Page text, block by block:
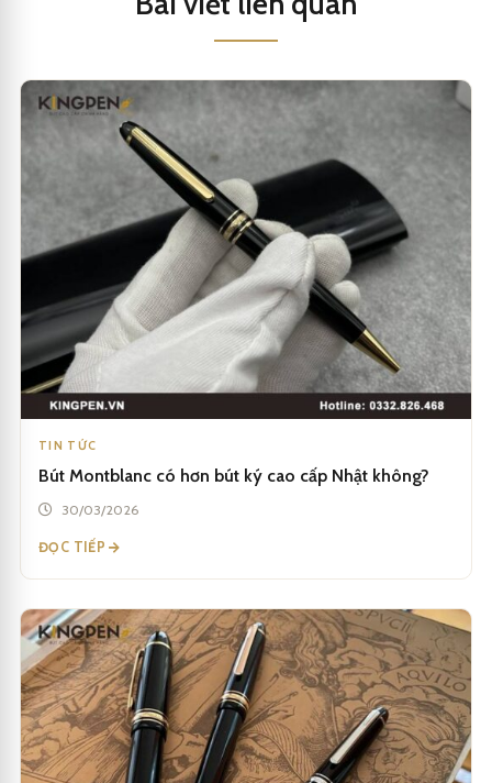
TIN TỨC
Bút Montblanc có hơn bút ký cao cấp Nhật không?
30/03/2026
ĐỌC TIẾP